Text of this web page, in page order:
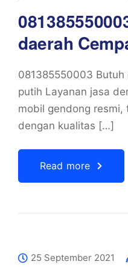
daerah
081385550003 Butuh
putih Layanan jasa
mobil gendong resmi,
dengan kualitas […]
Read more
25 September 2021